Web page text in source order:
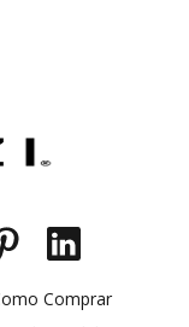
Comprar